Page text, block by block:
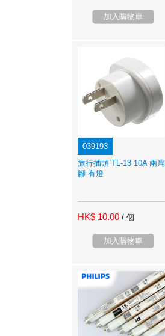
加入購物車
039193
旅行插頭 TL-13 10A 兩扁
腳 有燈
HK$ 10.00 / 個
加入購物車